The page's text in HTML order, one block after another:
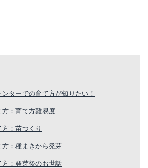
ターでの育て方が知りたい！
方：育て方難易度
：苗つくり
方：種まきから発芽
方：発芽後のお世話